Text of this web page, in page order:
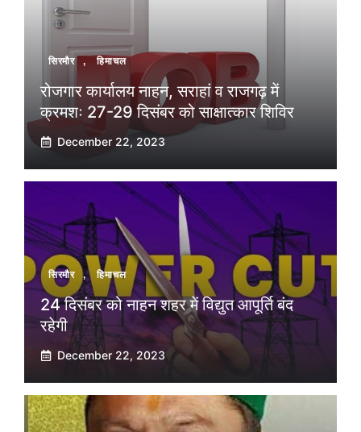
सिरमौर , हिमाचल
रोजगार कार्यालय नाहन, सराहां व राजगढ़ में
क्रमशः 27-29 दिसंबर को साक्षात्कार शिविर
December 22, 2023
सिरमौर , हिमाचल
24 दिसंबर को नाहन शहर में विद्युत आपूर्ति बंद
रहेगी
December 22, 2023